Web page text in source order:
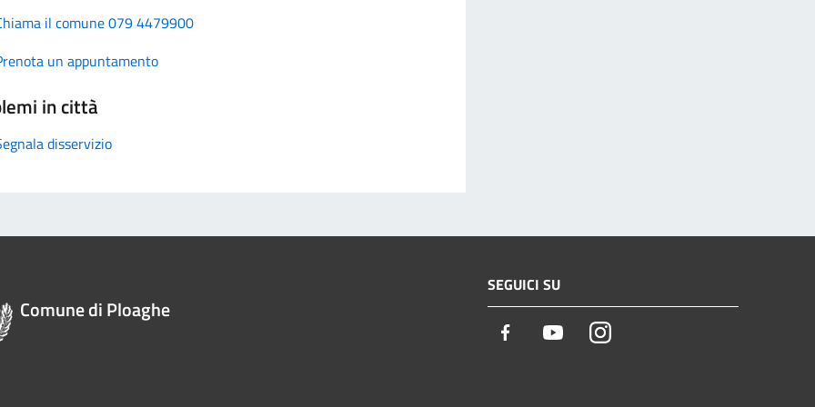
il comune 079 4479900
un appuntamento
in città
disservizio
Comune di Ploaghe
SEGUICI SU
Facebook YoutubeInstagram